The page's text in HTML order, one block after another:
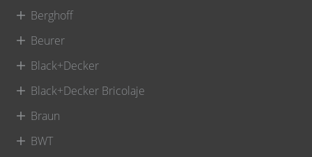
Berghoff
Beurer
Black+Decker
Black+Decker Bricolaje
Braun
BWT